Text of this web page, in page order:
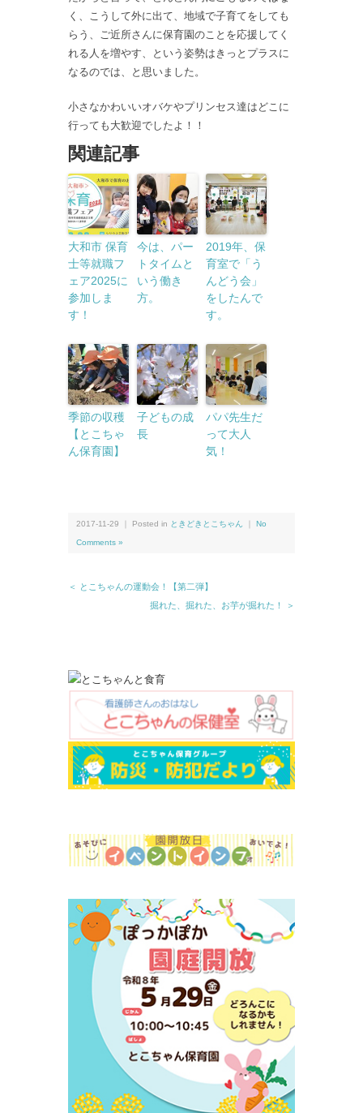
く、こうして外に出て、地域で子育てをしても
らう、ご近所さんに保育園のことを応援してく
れる人を増やす、という姿勢はきっとプラスに
なるのでは、と思いました。
小さなかわいいオバケやプリンセス達はどこに
行っても大歓迎でしたよ！！
関連記事
大和市 保育
士等就職フ
ェア2025に
参加しま
す！
今は、パー
トタイムと
いう働き
方。
2019年、保
育室で「う
んどう会」
をしたんで
す。
季節の収穫
【とこちゃ
ん保育園】
子どもの成
長
パパ先生だ
って大人
気！
2017-11-29 ｜ Posted in ときどきとこちゃん No
Comments »
＜ とこちゃんの運動会！【第二弾】
掘れた、掘れた、お芋が掘れた！ ＞